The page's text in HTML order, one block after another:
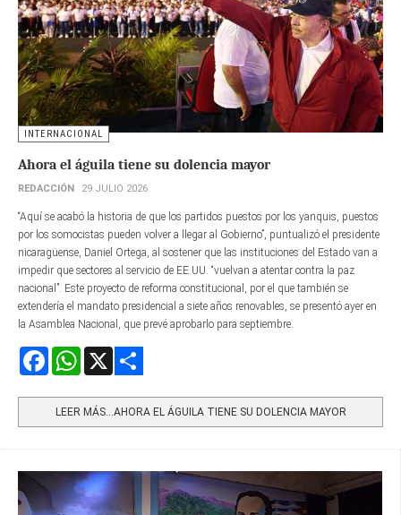
INTERNACIONAL
Ahora el águila tiene su dolencia mayor
REDACCIÓN 29 JULIO 2026
“Aquí se acabó la historia de que los partidos puestos por los yanquis, puestos
por los somocistas pueden volver a llegar al Gobierno”, puntualizó el presidente
nicaragüense, Daniel Ortega, al sostener que las instituciones del Estado van a
impedir que sectores al servicio de EE.UU. “vuelvan a atentar contra la paz
nacional”. Este proyecto de reforma constitucional, por el que también se
extendería el mandato presidencial a siete años renovables, se presentó ayer en
la Asamblea Nacional, que prevé aprobarlo para septiembre.
FacebookWhatsApp
LEER MÁS…AHORA EL ÁGUILA TIENE SU DOLENCIA MAYOR